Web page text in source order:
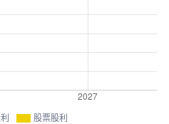
股票股利